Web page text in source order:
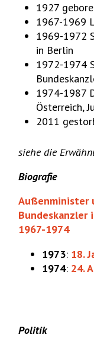
1927
1967-1969
1969-1972
in Berlin
1972-1974
1974-1987
Österreich,
2011
siehe die
Biografie
Außenminister
Bundeskanzler
1967-1974
1973: 18.
1974: 24.
Politik